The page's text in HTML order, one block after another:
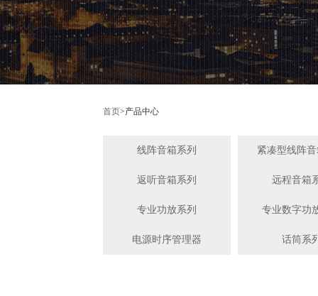
首页>产品中心
线阵音箱系列 紧凑型线阵
返听音箱系列 远程音箱
专业功放系列 专业数字功
电源时序管理器 话筒系